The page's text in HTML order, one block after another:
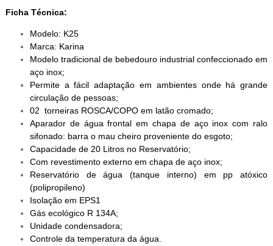
Ficha Técnica:
Modelo: K25
Marca: Karina
Modelo tradicional de bebedouro industrial confeccionado em
aço inox;
Permite a fácil adaptação em ambientes onde há grande
circulação de pessoas;
02 torneiras ROSCA/COPO em latão cromado;
Aparador de água frontal em chapa de aço inox com ralo
sifonado: barra o mau cheiro proveniente do esgoto;
Capacidade de 20 Litros no Reservatório;
Com revestimento externo em chapa de aço inox;
Reservatório de água (tanque interno) em pp atóxico
(polipropileno)
Isolação em EPS1
Gás ecológico R 134A;
Unidade condensadora;
Controle da temperatura da água.